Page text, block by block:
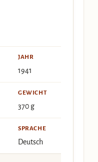
JAHR
1941
GEWICHT
370 g
SPRACHE
Deutsch